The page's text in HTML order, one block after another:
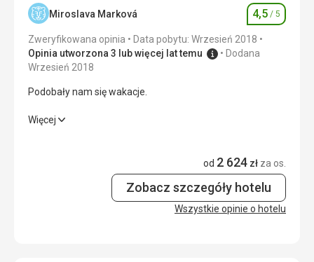
Zakwaterowanie 5,0/ 5
Okolica 5,0
Miroslava Marková Ocena
4,5 / 5
Zweryfikowana opinia
Data pobytu: Wrzesień 2018
Opinia utworzona 3 lub więcej lat temu
Dodana
Wrzesień 2018
Podobały nam się wakacje.
Podobały nam się wakacje.
5,0/ 5
3,0/ 5
Więcej
od 2 624 zł za os.
Zobacz szczegóły hotelu
Wszystkie opinie o hotelu